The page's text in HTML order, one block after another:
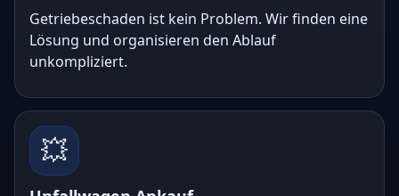
Getriebeschaden ist kein Problem. Wir finden eine
Lösung und organisieren den Ablauf
unkompliziert.
💥